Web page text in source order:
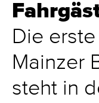
Die
Mainzer
steht in